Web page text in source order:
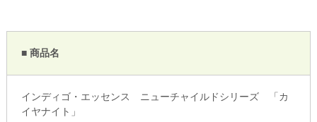
■ 商品名
インディゴ・エッセンス ニューチャイルドシリーズ 「カ
イヤナイト」